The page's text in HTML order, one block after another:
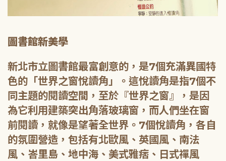
圖書館新美學
新北市立圖書館最富創意的，是7個充滿異國特
色的「世界之窗悅讀角」。這悅讀角是指7個不
同主題的閱讀空間，至於『世界之窗』，是因
為它利用建築突出角落玻璃窗，而人們坐在窗
前閱讀，就像是望著全世界。7個悅讀角，各自
的氛圍營造，包括有北歐風、英國風、南法
風、峇里島、地中海、美式雅痞、日式禪風